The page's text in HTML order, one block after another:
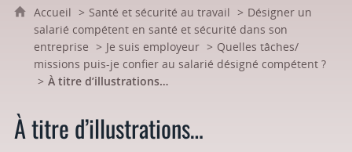
Accueil Santé et sécurité au travail
Désigner un
salarié compétent en santé et sécurité dans son
entreprise
Je suis employeur
Quelles tâches/
missions puis-je confier au salarié désigné compétent ?
À titre d’illustrations…
À titre d’illustrations…